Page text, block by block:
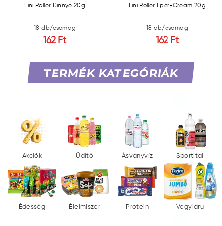
Fini Roller Dinnye 20g
18 db/csomag
162 Ft
Fini Roller Eper-Cream 20g
18 db/csomag
162 Ft
TERMÉK KATEGÓRIÁK
Akciók Üdítő Ásványvíz Sportital
Édesség Élelmiszer Protein Vegyiáru